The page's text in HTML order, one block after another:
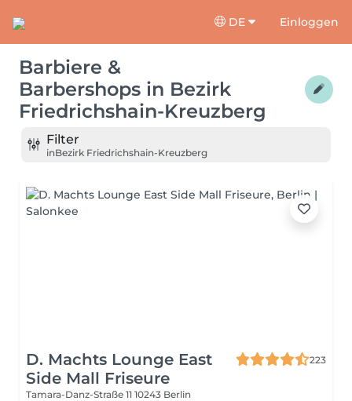
DE Einloggen
Barbiere &
Barbershops in Bezirk
Friedrichshain-Kreuzberg
Filter
inBezirk Friedrichshain-Kreuzberg
D. Machts Lounge East
Side Mall Friseure
223
Tamara-Danz-Straße 11 10243 Berlin